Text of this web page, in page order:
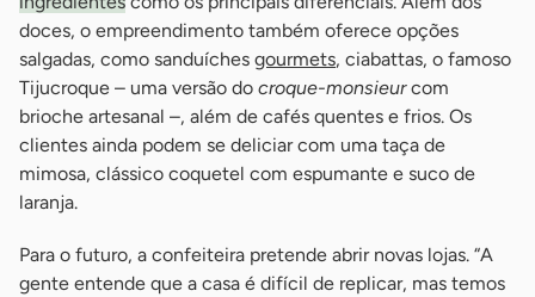
doces, o empreendimento também oferece opções
salgadas, como sanduíches gourmets, ciabattas, o famoso
Tijucroque – uma versão do croque-monsieurcom
brioche artesanal –, além de cafés quentes e frios. Os
clientes ainda podem se deliciar com uma taça de
mimosa, clássico coquetel com espumante e suco de
laranja.
Para o futuro, a confeiteira pretende abrir novas lojas. “A
gente entende que a casa é difícil de replicar, mas temos